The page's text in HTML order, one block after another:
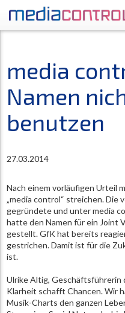
media
Namen
benutzen
27.03.2014
Nach einem vorläufigen Urteil
„media control“ streichen. Die
gegründete und unter media
hatte den Namen für ein Joint
gestellt. GfK hat bereits
gestrichen. Damit ist für die
ist.
Ulrike Altig, Geschäftsführerin
Klarheit schafft Chancen. Wir
Musik-Charts den ganzen